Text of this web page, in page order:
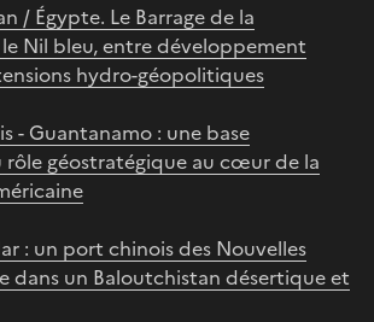
/ Égypte. Le Barrage de la
le Nil bleu, entre développement
hydro-géopolitiques
- Guantanamo : une base
rôle géostratégique au cœur de la
: un port chinois des Nouvelles
dans un Baloutchistan désertique et